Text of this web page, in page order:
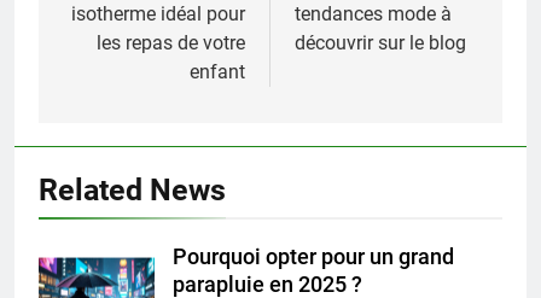
l’article
isotherme idéal pour
les repas de votre
enfant
tendances mode à
découvrir sur le blog
Related News
Pourquoi opter pour un grand
parapluie en 2025 ?